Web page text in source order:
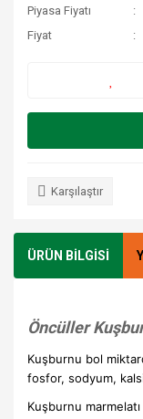
Piyasa Fiyatı
Fiyat
Karşılaştır
ÜRÜN BİLGİSİ
Öncüller
Kuşburnu bol
fosfor, sodyum,
Kuşburnu